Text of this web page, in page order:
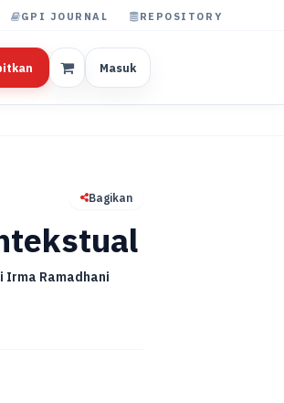
GPI JOURNAL REPOSITORY
Masuk
Bagikan
Irma Ramadhani